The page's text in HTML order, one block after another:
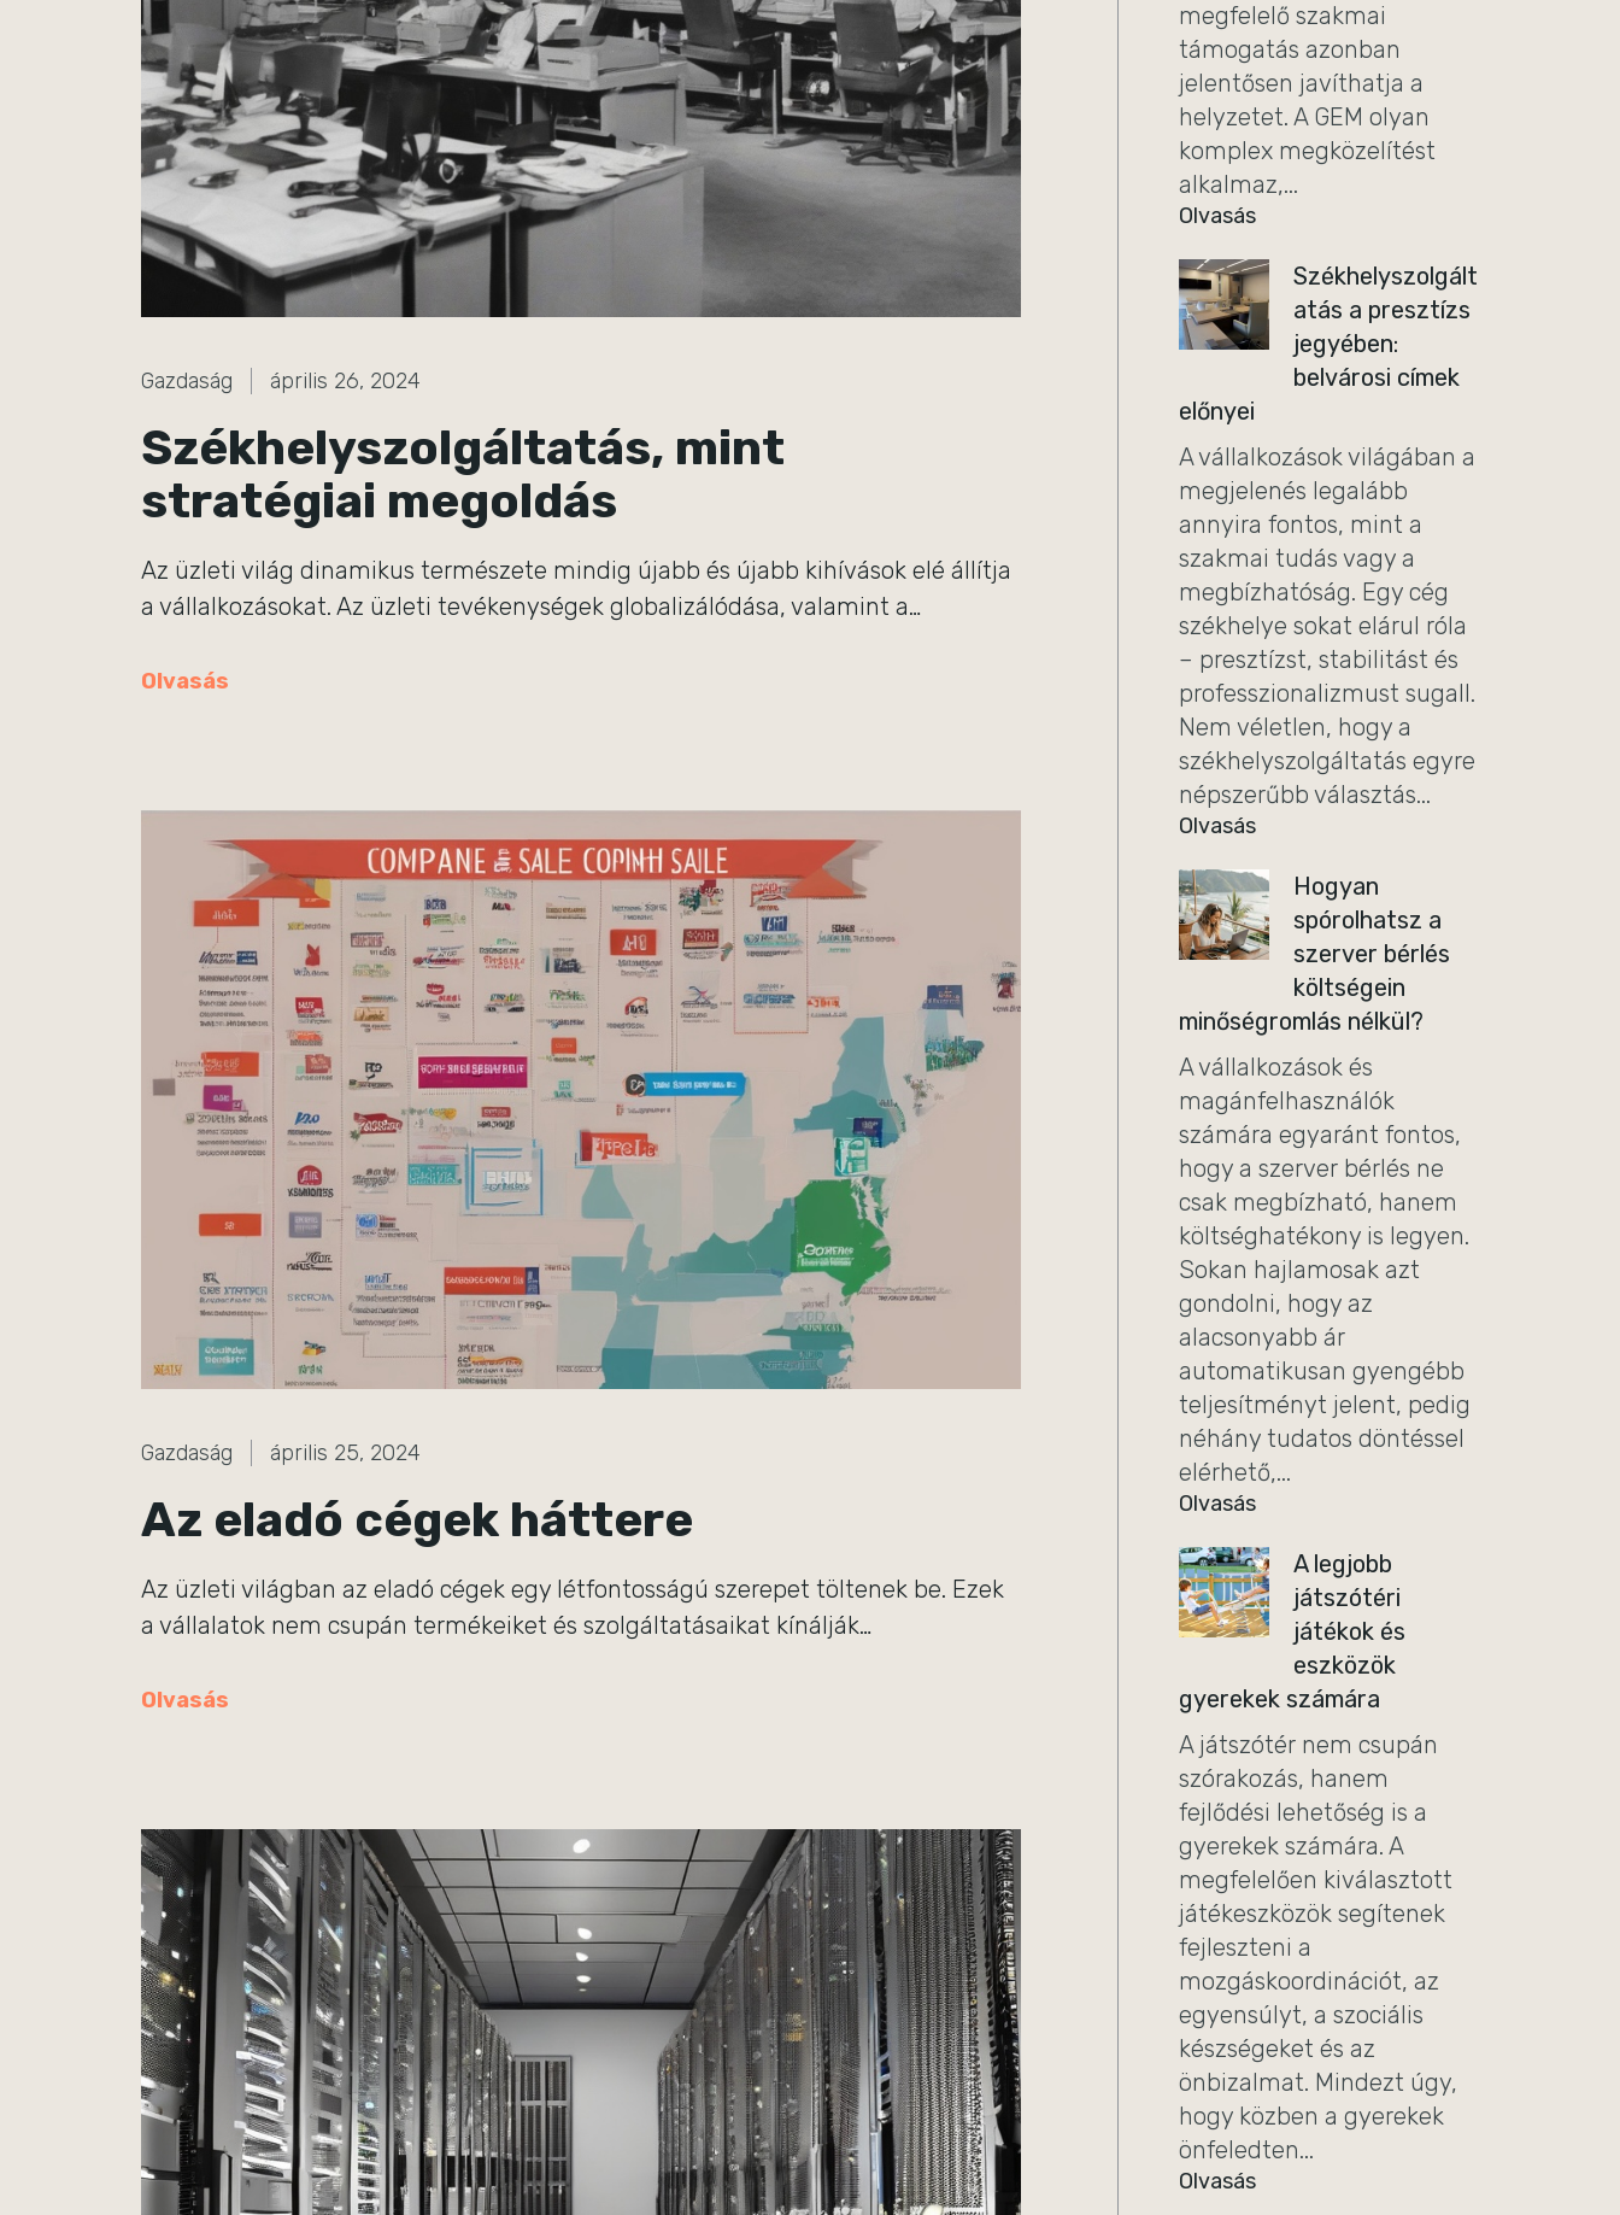
Gazdaság április 26, 2024
Székhelyszolgáltatás, mint
stratégiai megoldás
Az üzleti világ dinamikus természete mindig újabb és újabb kihívások elé állítja
a vállalkozásokat. Az üzleti tevékenységek globalizálódása, valamint a…
Olvasás
Gazdaság április 25, 2024
Az eladó cégek háttere
Az üzleti világban az eladó cégek egy létfontosságú szerepet töltenek be. Ezek
a vállalatok nem csupán termékeiket és szolgáltatásaikat kínálják…
Olvasás
megfelelő szakmai
támogatás azonban
jelentősen javíthatja a
helyzetet. A GEM olyan
komplex megközelítést
alkalmaz,...
Olvasás
Székhelyszolgált
atás a presztízs
jegyében:
belvárosi címek
előnyei
A vállalkozások világában a
megjelenés legalább
annyira fontos, mint a
szakmai tudás vagy a
megbízhatóság. Egy cég
székhelye sokat elárul róla
– presztízst, stabilitást és
professzionalizmust sugall.
Nem véletlen, hogy a
székhelyszolgáltatás egyre
népszerűbb választás...
Olvasás
Hogyan
spórolhatsz a
szerver bérlés
költségein
minőségromlás nélkül?
A vállalkozások és
magánfelhasználók
számára egyaránt fontos,
hogy a szerver bérlés ne
csak megbízható, hanem
költséghatékony is legyen.
Sokan hajlamosak azt
gondolni, hogy az
alacsonyabb ár
automatikusan gyengébb
teljesítményt jelent, pedig
néhány tudatos döntéssel
elérhető,...
Olvasás
A legjobb
játszótéri
játékok és
eszközök
gyerekek számára
A játszótér nem csupán
szórakozás, hanem
fejlődési lehetőség is a
gyerekek számára. A
megfelelően kiválasztott
játékeszközök segítenek
fejleszteni a
mozgáskoordinációt, az
egyensúlyt, a szociális
készségeket és az
önbizalmat. Mindezt úgy,
hogy közben a gyerekek
önfeledten...
Olvasás